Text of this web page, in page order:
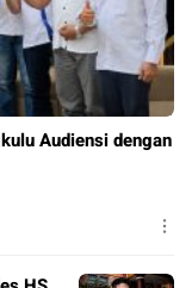
Audiensi dengan